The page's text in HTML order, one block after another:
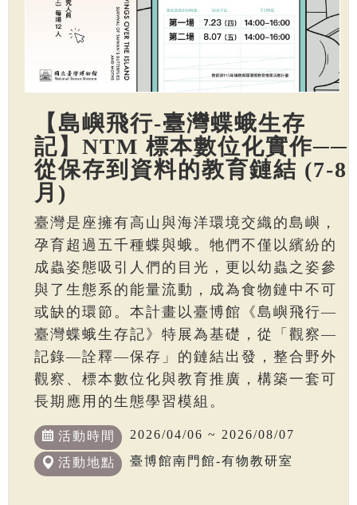
【島嶼飛行-臺灣蝶蛾生存
記】NTM 標本數位化實作──
從保存到資料的教育鏈結 (7-8
月)
臺灣是座擁有高山與海洋環境交織的島嶼，
孕育超過五千種蝶與蛾。牠們不僅以繽紛的
成蟲姿態吸引人們的目光，更以幼蟲之姿參
與了生態系的能量流動，成為食物鏈中不可
或缺的環節。本計畫以臺博館《島嶼飛行—
臺灣蝶蛾生存記》特展為基礎，從「觀察—
記錄—詮釋—保存」的鏈結出發，整合野外
觀察、標本數位化與教育推廣，構築一套可
長期應用的生態學習模組。
活動時間 2026/04/06 ~ 2026/08/07
活動地點 臺博館南門館-有物教研室